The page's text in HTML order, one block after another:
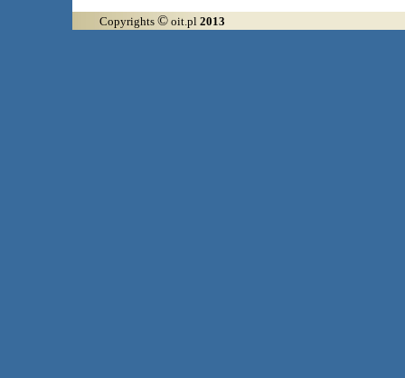
Copyrights © oit.pl 2013